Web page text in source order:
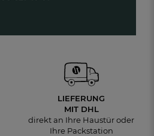
LIEFERUNG
MIT DHL
direkt an Ihre Haustür oder
Ihre Packstation